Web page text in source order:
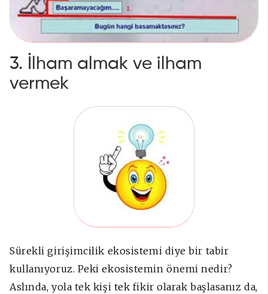
3. İlham almak ve ilham
vermek
Sürekli girişimcilik ekosistemi diye bir tabir
kullanıyoruz. Peki ekosistemin önemi nedir?
Aslında, yola tek kişi tek fikir olarak başlasanız da,